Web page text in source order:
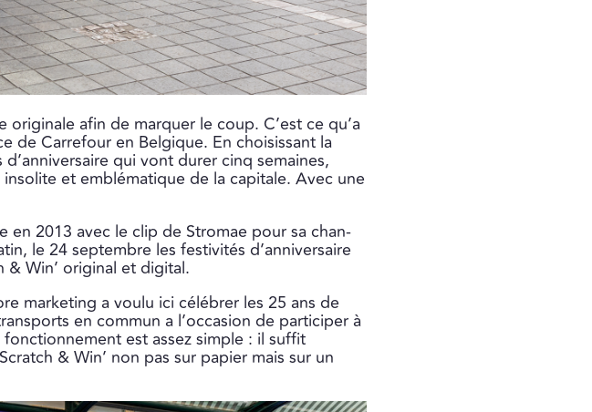
afin de marquer le coup. C’est ce qu’a
de Carrefour en Belgique. En choisissant la
qui vont durer cinq semaines,
et emblématique de la capitale. Avec une
en 2013 avec le clip de Stromae pour sa chan­
le 24 septembre les festivités d’anniver­saire
& Win’ original et digital.
marketing a voulu ici célébrer les 25 ans de
en commun a l’occasion de participer à
est assez simple : il suffit
& Win’ non pas sur papier mais sur un